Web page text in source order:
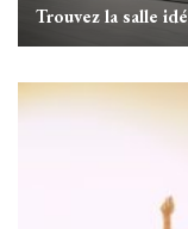
Trouvez la salle